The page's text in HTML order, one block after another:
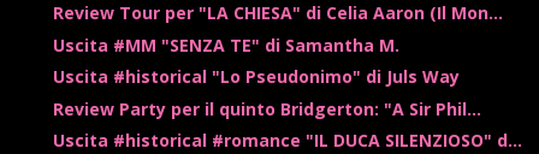
Review Tour per "LA CHIESA" di Celia Aaron (Il Mon...
Uscita #MM "SENZA TE" di Samantha M.
Uscita #historical "Lo Pseudonimo" di Juls Way
Review Party per il quinto Bridgerton: "A Sir Phil...
Uscita #historical #romance "IL DUCA SILENZIOSO" d...